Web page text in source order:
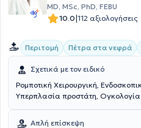
είναι άνω του 90%. Επίσης
αντιμετώπιση της καλοήθους
υπερηχογράφημα νεφρών -
ουροροομετρία, θεραπεία
MD, MSc, PhD, FEBU
10.0|112 αξιολογήσεις
Περιτομή Πέτρα στα νεφρά
Σχετικά με τον ειδικό
Ρομποτική Χειρουργική,
Υπερπλασία προστάτη, Ογκολογία
Απλή επίσκεψη